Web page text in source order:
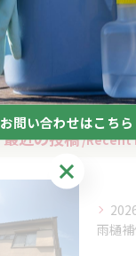
不用品回収
ブログ
最近の投稿 Recent
雨樋
お問い合わせはこちら
お問い合わせはこちら